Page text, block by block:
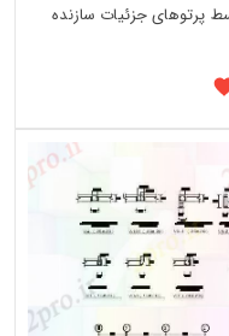
پرتوهای جزئیات سازنده